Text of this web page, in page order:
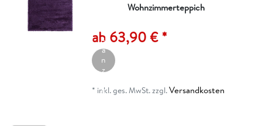
Wohnzimmerteppich
ab 63,90 € *
ik
el
a
n
z
g
* inkl. ges. MwSt.zzgl.Versandkosten